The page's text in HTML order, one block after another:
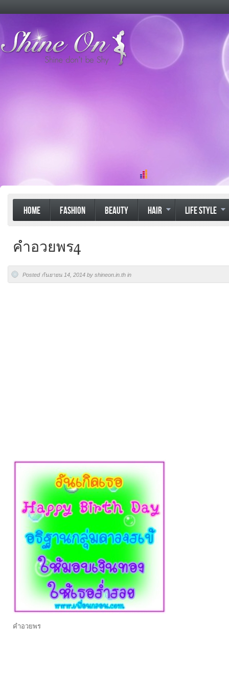
HOME FASHION BEAUTY HAIR LIFE STYLE
คำอวยพร4
Posted กันยายน 14, 2014 by shineon.in.th in
คำอวยพร